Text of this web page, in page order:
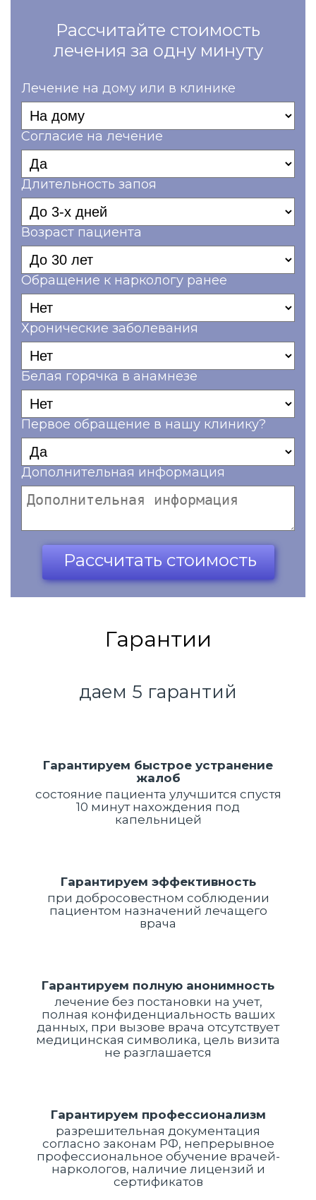
Рассчитайте стоимость
лечения за одну минуту
Лечение на дому или в клинике
Согласие на лечение
Длительность запоя
Возраст пациента
Обращение к наркологу ранее
Хронические заболевания
Белая горячка в анамнезе
Первое обращение в нашу клинику?
Дополнительная информация
Рассчитать стоимость
Ваш телефон*
Гарантии
даем 5 гарантий
Гарантируем быстрое устранение
жалоб
состояние пациента улучшится спустя
10 минут нахождения под
капельницей
Гарантируем эффективность
при добросовестном соблюдении
пациентом назначений лечащего
врача
Гарантируем полную анонимность
лечение без постановки на учет,
полная конфиденциальность ваших
данных, при вызове врача отсутствует
медицинская символика, цель визита
не разглашается
Гарантируем профессионализм
разрешительная документация
согласно законам РФ, непрерывное
профессиональное обучение врачей-
наркологов, наличие лицензий и
сертификатов